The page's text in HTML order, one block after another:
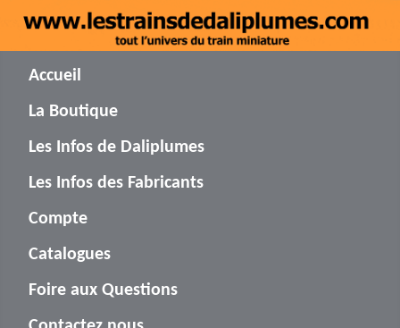
Accueil
La Boutique
Les Infos de Daliplumes
Les Infos des Fabricants
Compte
Catalogues
Foire aux Questions